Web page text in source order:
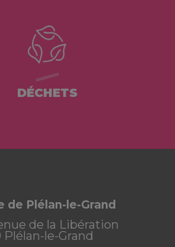
DÉCHETS
de Plélan-le-Grand
de la Libération
Plélan-le-Grand